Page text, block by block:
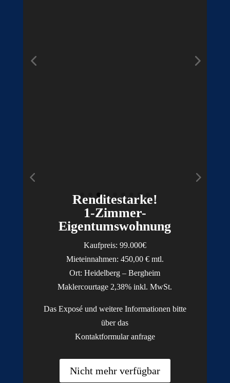
Renditestarke!
1-Zimmer-
Eigentumswohnung
Kaufpreis: 99.000€
Mieteinnahmen: 450,00 € mtl.
Ort: Heidelberg – Bergheim
Maklercourtage 2,38% inkl. MwSt.
Das Exposé und weitere Informationen bitte
über das
Kontaktformular anfrage
Nicht mehr verfügbar